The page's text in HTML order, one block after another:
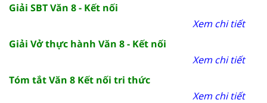
Giải SBT Văn 8 - Kết nối
Xem chi tiết
Giải Vở thực hành Văn 8 - Kết nối
Xem chi tiết
Tóm tắt Văn 8 Kết nối tri thức
Xem chi tiết